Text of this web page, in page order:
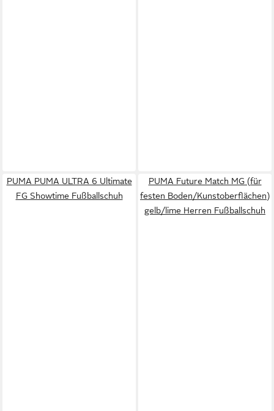
PUMA PUMA ULTRA 6 Ultimate
FG Showtime Fußballschuh
PUMA Future Match MG (für
festen Boden/Kunstoberflächen)
gelb/lime Herren Fußballschuh